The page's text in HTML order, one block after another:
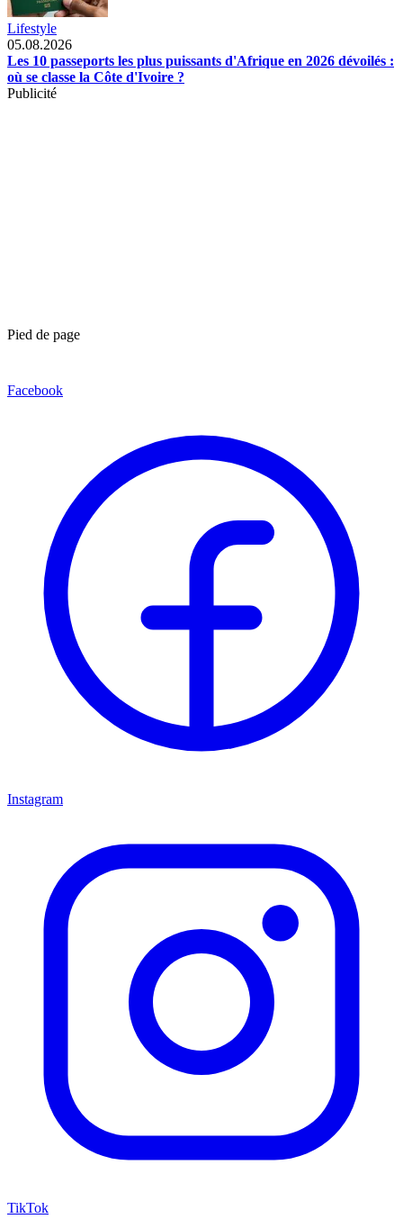
Lifestyle
05.08.2026
Les 10 passeports les plus puissants d'Afrique en 2026 dévoilés :
où se classe la Côte d'Ivoire ?
Publicité
Pied de page
Facebook
Instagram
TikTok